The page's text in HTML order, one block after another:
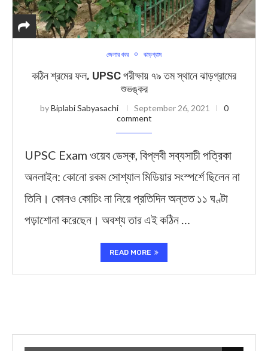
জেলার খবর ঝাড়গ্রাম
কঠিন শ্রমের ফল, UPSC পরীক্ষায় ৭৯ তম স্থানে ঝাড়গ্রামের
শুভঙ্কর
byBiplabi Sabyasachi September 26, 2021
0
comment
UPSC Exam ওয়েব ডেস্ক, বিপ্লবী সব্যসাচী পত্রিকা
অনলাইন: কোনো রকম সোশ্যাল মিডিয়ার সংস্পর্শে ছিলেন না
তিনি। কোনও কোচিং না নিয়ে প্রতিদিন অন্তত ১১ ঘণ্টা
পড়াশোনা করেছেন। অবশ্য তার এই কঠিন …
READ MORE